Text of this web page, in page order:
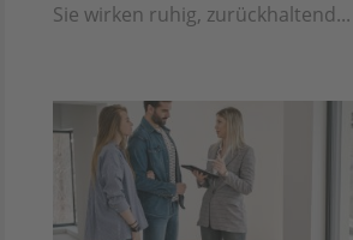
Sie wirken ruhig, zurückhaltend...